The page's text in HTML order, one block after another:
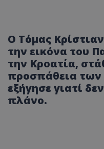
Ο Τόμας
την εικόνα του
την Κροατία,
προσπάθεια των
εξήγησε γιατί
πλάνο.